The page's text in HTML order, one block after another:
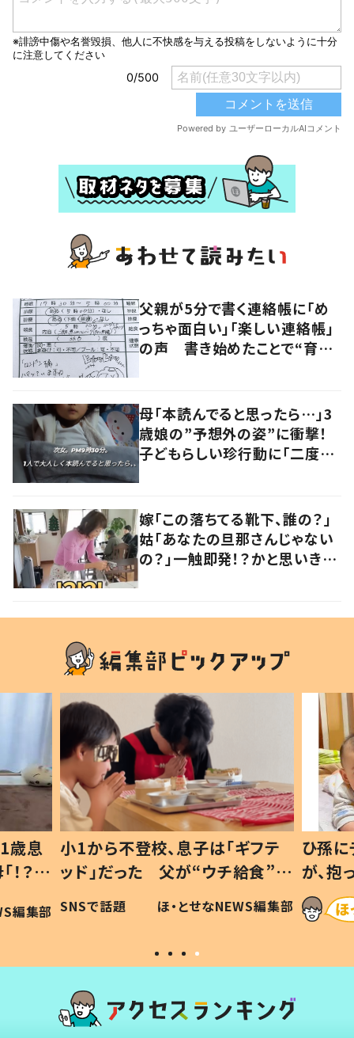
父親が5分で書く連絡帳に「め
っちゃ面白い」「楽しい連絡帳」
の声 書き始めたことで“育児
母「本読んでると思ったら…」3
歳娘の”予想外の姿”に衝撃！
子どもらしい珍行動に「二度見
嫁「この落ちてる靴下、誰の？」
姑「あなたの旦那さんじゃない
の？」一触即発！？かと思いき
歳息
？」
編集部
小1から不登校、息子は「ギフテ
ッド」だった 父が“ウチ給食”を
作り続ける理由とは #令和の親
#令和の子
SNSで話題 ほ・とせなNEWS編集部
ひ孫
が、
「涙が
い」